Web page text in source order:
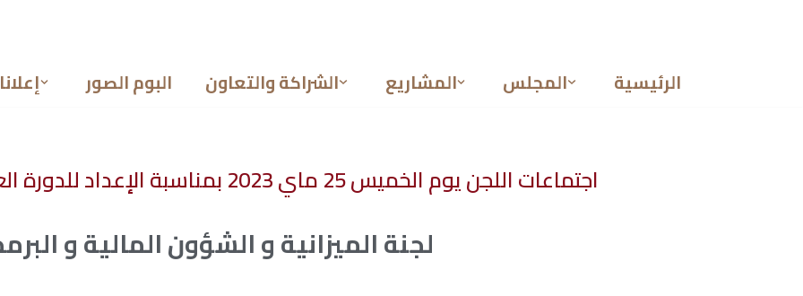
الرئيسية المجلس المشاريع الشراكة والتعاون البوم الصور
اجتماعات اللجن يوم الخميس 25 ماي 2023 بمناسبة الإعداد للدورة العادية لشهر يونيو 2023
لجنة الميزانية و الشؤون المالية و